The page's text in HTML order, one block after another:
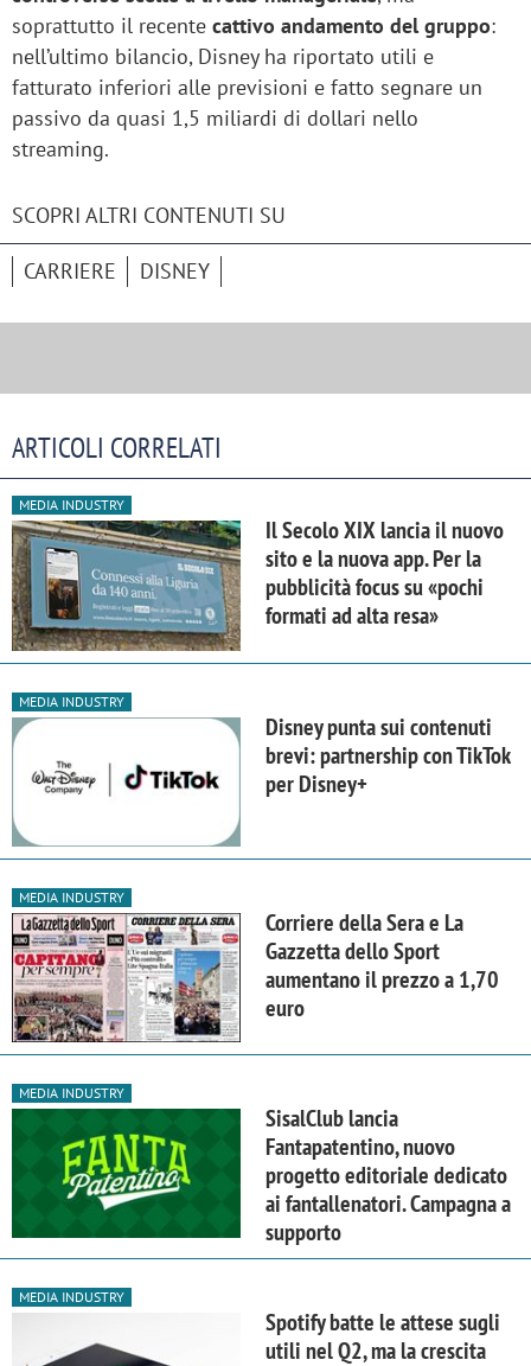
soprattutto il recente cattivo andamento del gruppo:
nell’ultimo bilancio, Disney ha riportato utili e
fatturato inferiori alle previsioni e fatto segnare un
passivo da quasi 1,5 miliardi di dollari nello
streaming.
SCOPRI ALTRI CONTENUTI SU
CARRIERE DISNEY
ARTICOLI CORRELATI
MEDIA INDUSTRY
Il Secolo XIX lancia il nuovo
sito e la nuova app. Per la
pubblicità focus su «pochi
formati ad alta resa»
MEDIA INDUSTRY
Disney punta sui contenuti
brevi: partnership con TikTok
per Disney+
MEDIA INDUSTRY
Corriere della Sera e La
Gazzetta dello Sport
aumentano il prezzo a 1,70
euro
MEDIA INDUSTRY
SisalClub lancia
Fantapatentino, nuovo
progetto editoriale dedicato
ai fantallenatori. Campagna a
supporto
MEDIA INDUSTRY
Spotify batte le attese sugli
utili nel Q2, ma la crescita